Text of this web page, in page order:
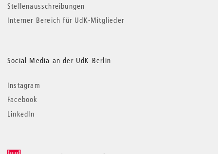
Stellenausschreibungen
Interner Bereich für UdK-Mitglieder
Social Media an der UdK Berlin
Instagram
Facebook
LinkedIn